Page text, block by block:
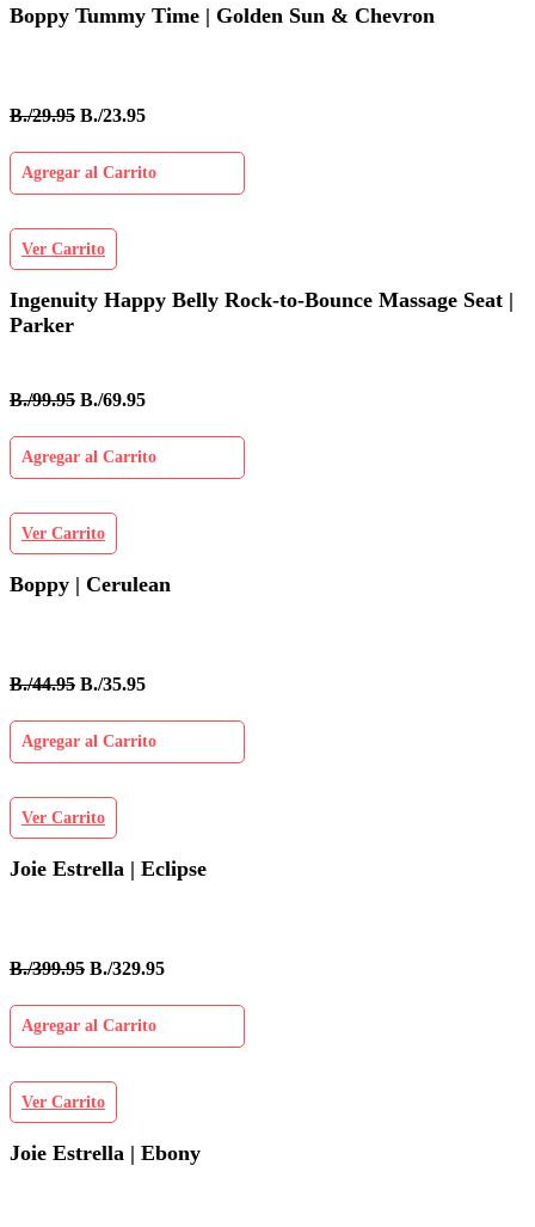
Boppy Tummy Time | Golden Sun & Chevron
B./29.95 B./23.95
Agregar al Carrito
Ver Carrito
Ingenuity Happy Belly Rock-to-Bounce Massage Seat |
Parker
B./99.95 B./69.95
Agregar al Carrito
Ver Carrito
Boppy | Cerulean
B./44.95 B./35.95
Agregar al Carrito
Ver Carrito
Joie Estrella | Eclipse
B./399.95 B./329.95
Agregar al Carrito
Ver Carrito
Joie Estrella | Ebony